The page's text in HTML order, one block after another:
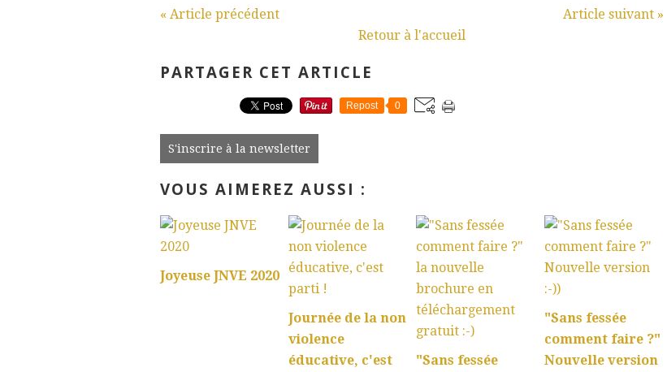
« Article précédent
Article suivant »
Retour à l'accueil
PARTAGER CET ARTICLE
Repost 0
S'inscrire à la newsletter
VOUS AIMEREZ AUSSI :
Joyeuse JNVE 2020
Journée de la non
violence
éducative, c'est
"Sans fessée
"Sans fessée
comment faire ?"
Nouvelle version